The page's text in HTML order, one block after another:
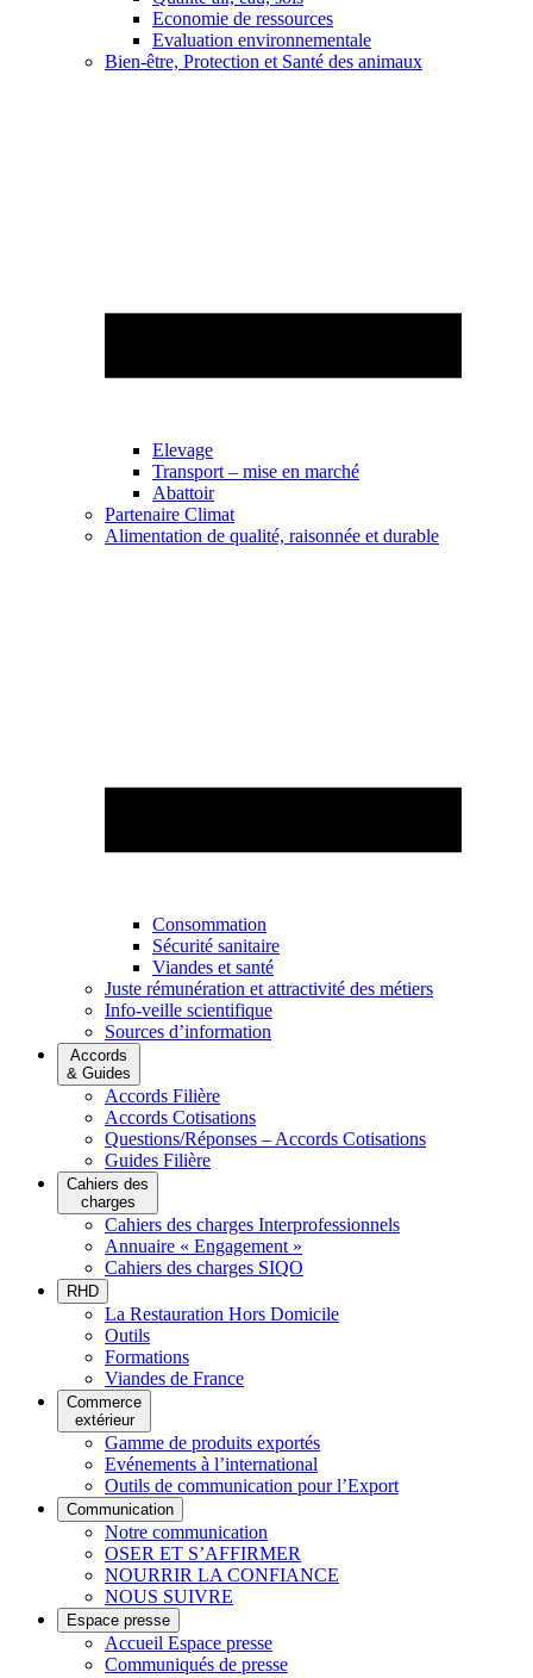
Economie de ressources
Evaluation environnementale
Bien-être, Protection et Santé des animaux
Elevage
Transport – mise en marché
Abattoir
Partenaire Climat
Alimentation de qualité, raisonnée et durable
Consommation
Sécurité sanitaire
Viandes et santé
Juste rémunération et attractivité des métiers
Info-veille scientifique
Sources d’information
Accords
& Guides
Accords Filière
Accords Cotisations
Questions/Réponses – Accords Cotisations
Guides Filière
Cahiers des
charges
Cahiers des charges Interprofessionnels
Annuaire « Engagement »
Cahiers des charges SIQO
RHD
La Restauration Hors Domicile
Outils
Formations
Viandes de France
Commerce
extérieur
Gamme de produits exportés
Evénements à l’international
Outils de communication pour l’Export
Communication
Notre communication
OSER ET S’AFFIRMER
NOURRIR LA CONFIANCE
NOUS SUIVRE
Espace presse
Accueil Espace presse
Communiqués de presse